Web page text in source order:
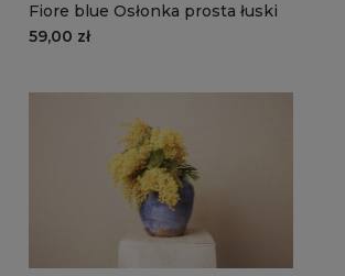
Fiore blue Osłonka prosta łuski
59,00 zł